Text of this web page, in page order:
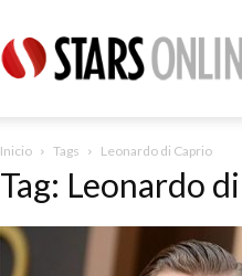
Online
Inicio Tags Leonardo di Caprio
Tag: Leonardo